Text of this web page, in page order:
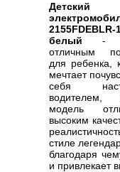
Детский
2155FDEBLR-
белый -
отличным
для ребенка,
мечтает
себя
водителем,
модель
высоким
стиле
благодаря
и привлекает